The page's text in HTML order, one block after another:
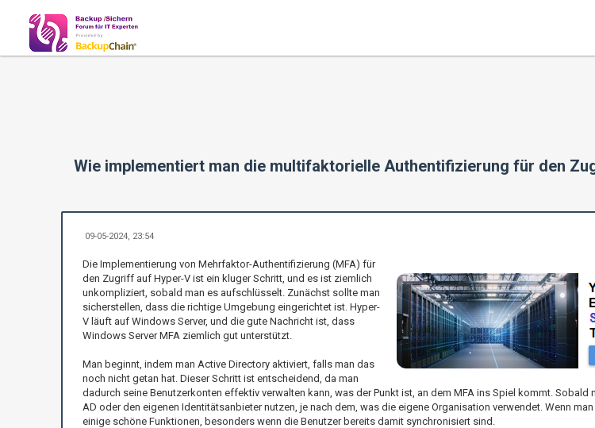
Wie implementiert man die multifaktorielle Authentifizierung für den
09-05-2024, 23:54
Die Implementierung von Mehrfaktor-Authentifizierung (MFA) für
den Zugriff auf Hyper-V ist ein kluger Schritt, und es ist ziemlich
unkompliziert, sobald man es aufschlüsselt. Zunächst sollte man
sicherstellen, dass die richtige Umgebung eingerichtet ist. Hyper-
V läuft auf Windows Server, und die gute Nachricht ist, dass
Windows Server MFA ziemlich gut unterstützt.
Man beginnt, indem man Active Directory aktiviert, falls man das
noch nicht getan hat. Dieser Schritt ist entscheidend, da man
dadurch seine Benutzerkonten effektiv verwalten kann, was der Punkt ist, an dem MFA ins Spiel kommt. Sobald
AD oder den eigenen Identitätsanbieter nutzen, je nach dem, was die eigene Organisation verwendet. Wenn
einige schöne Funktionen, besonders wenn die Benutzer bereits damit synchronisiert sind.